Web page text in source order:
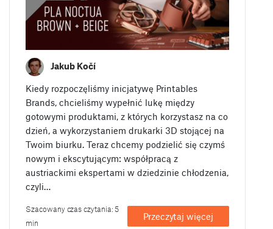
Jakub Kočí
Kiedy rozpoczęliśmy inicjatywę Printables
Brands, chcieliśmy wypełnić lukę między
gotowymi produktami, z których korzystasz na co
dzień, a wykorzystaniem drukarki 3D stojącej na
Twoim biurku. Teraz chcemy podzielić się czymś
nowym i ekscytującym: współpracą z
austriackimi ekspertami w dziedzinie chłodzenia,
czyli…
Szacowany czas czytania: 5
min
Przeczytaj więcej